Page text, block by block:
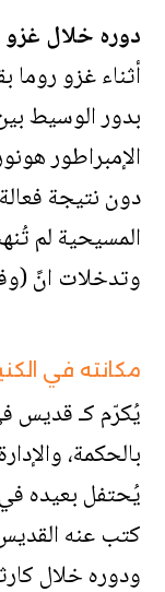
دوره خلال غزو
أثناء غزو روما
بدور الوسيط
الإمبراطور
دون نتيجة
المسيحية لم
وتدخلات انً
مكانته في
يُكرّم كـ قديس
بالحكمة،
يُحتفل بعيده في 12 مارس.
كتب عنه
ودوره خلال